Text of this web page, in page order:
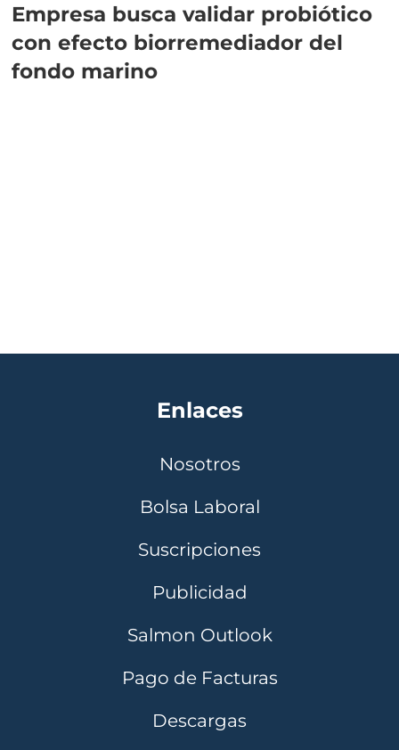
Empresa busca validar probiótico
con efecto biorremediador del
fondo marino
Enlaces
Nosotros
Bolsa Laboral
Suscripciones
Publicidad
Salmon Outlook
Pago de Facturas
Descargas